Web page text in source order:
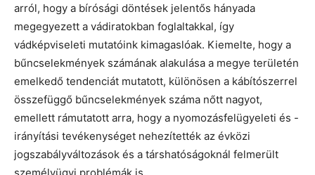
arról, hogy a bírósági döntések jelentős hányada
megegyezett a vádiratokban foglaltakkal, így
vádképviseleti mutatóink kimagaslóak. Kiemelte, hogy a
bűncselekmények számának alakulása a megye területén
emelkedő tendenciát mutatott, különösen a kábítószerrel
összefüggő bűncselekmények száma nőtt nagyot,
emellett rámutatott arra, hogy a nyomozásfelügyeleti és -
irányítási tevékenységet nehezítették az évközi
jogszabályváltozások és a társhatóságoknál felmerült
személyügyi problémák is.